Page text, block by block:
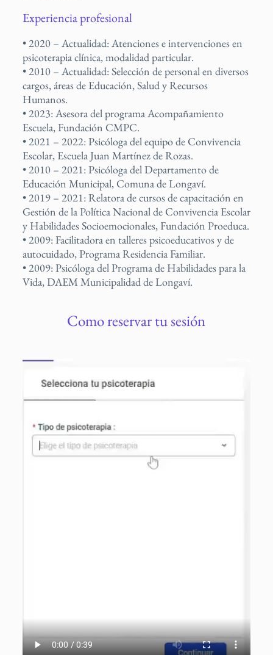
Experiencia profesional
• 2020 – Actualidad: Atenciones e intervenciones en
psicoterapia clínica, modalidad particular.
• 2010 – Actualidad: Selección de personal en diversos
cargos, áreas de Educación, Salud y Recursos
Humanos.
• 2023: Asesora del programa Acompañamiento
Escuela, Fundación CMPC.
• 2021 – 2022: Psicóloga del equipo de Convivencia
Escolar, Escuela Juan Martínez de Rozas.
• 2010 – 2021: Psicóloga del Departamento de
Educación Municipal, Comuna de Longaví.
• 2019 – 2021: Relatora de cursos de capacitación en
Gestión de la Política Nacional de Convivencia Escolar
y Habilidades Socioemocionales, Fundación Proeduca.
• 2009: Facilitadora en talleres psicoeducativos y de
autocuidado, Programa Residencia Familiar.
• 2009: Psicóloga del Programa de Habilidades para la
Vida, DAEM Municipalidad de Longaví.
Como reservar tu sesión